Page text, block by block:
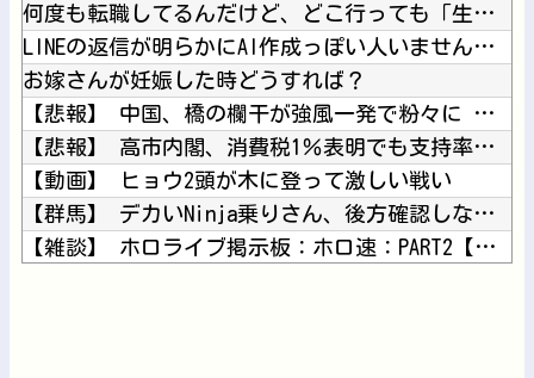
何度も転職してるんだけど、どこ行っても「生意気」と悪く言われ...
LINEの返信が明らかにAI作成っぽい人いませんか？
お嫁さんが妊娠した時どうすれば？
【悲報】 中国、橋の欄干が強風一発で粉々に 鉄筋ゼロ 当局「...
【悲報】 高市内閣、消費税1％表明でも支持率下落 →ついに６...
【動画】 ヒョウ2頭が木に登って激しい戦い
【群馬】 デカいNinja乗りさん、後方確認しない軽四に当て...
【雑談】 ホロライブ掲示板：ホロ速：PART2【配信実況可】